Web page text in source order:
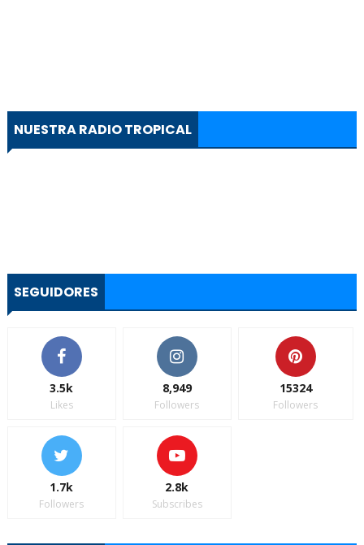
NUESTRA RADIO TROPICAL
SEGUIDORES
3.5k
Likes
8,949
Followers
15324
Followers
1.7k
Followers
2.8k
Subscribes